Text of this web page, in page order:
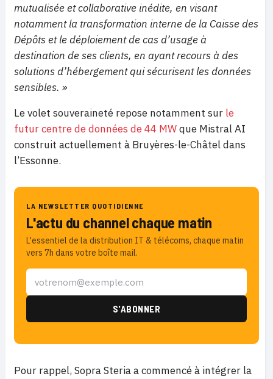
mutualisée et collaborative inédite, en visant
notamment la transformation interne de la Caisse des
Dépôts et le déploiement de cas d’usage à
destination de ses clients, en ayant recours à des
solutions d’hébergement qui sécurisent les données
sensibles. »
Le volet souveraineté repose notamment sur le
futur centre de données de 44 MWque Mistral AI
construit actuellement à Bruyères-le-Châtel dans
l’Essonne.
LA NEWSLETTER QUOTIDIENNE
L'actu du channel chaque matin
L'essentiel de la distribution IT & télécoms, chaque matin
vers 7h dans votre boîte mail.
Pour rappel, Sopra Steria a commencé à intégrer la